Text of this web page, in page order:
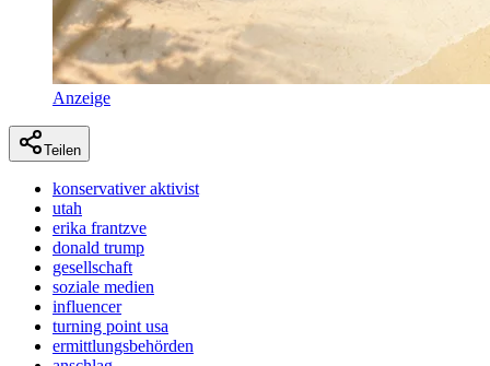
Anzeige
Teilen
konservativer aktivist
utah
erika frantzve
donald trump
gesellschaft
soziale medien
influencer
turning point usa
ermittlungsbehörden